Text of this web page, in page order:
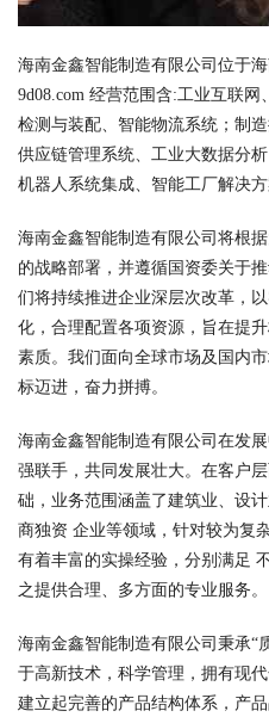
海南金鑫智能制造有限公司位于
9d08.com 经营范围含:工业互联
检测与装配、智能物流系统；制
供应链管理系统、工业大数据分
机器人系统集成、智能工厂解决
海南金鑫智能制造有限公司将根
的战略部署，并遵循国资委关于
们将持续推进企业深层次改革，
化，合理配置各项资源，旨在提
素质。我们面向全球市场及国内
标迈进，奋力拼搏。
海南金鑫智能制造有限公司在发
强联手，共同发展壮大。在客户
础，业务范围涵盖了建筑业、设
商独资 企业等领域，针对较为复
有着丰富的实操经验，分别满足
之提供合理、多方面的专业服务。
海南金鑫智能制造有限公司秉承“
于高新技术，科学管理，拥有现
建立起完善的产品结构体系，产